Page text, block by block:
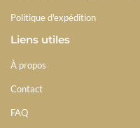
Politique d'expédition
Liens utiles
À propos
Contact
FAQ